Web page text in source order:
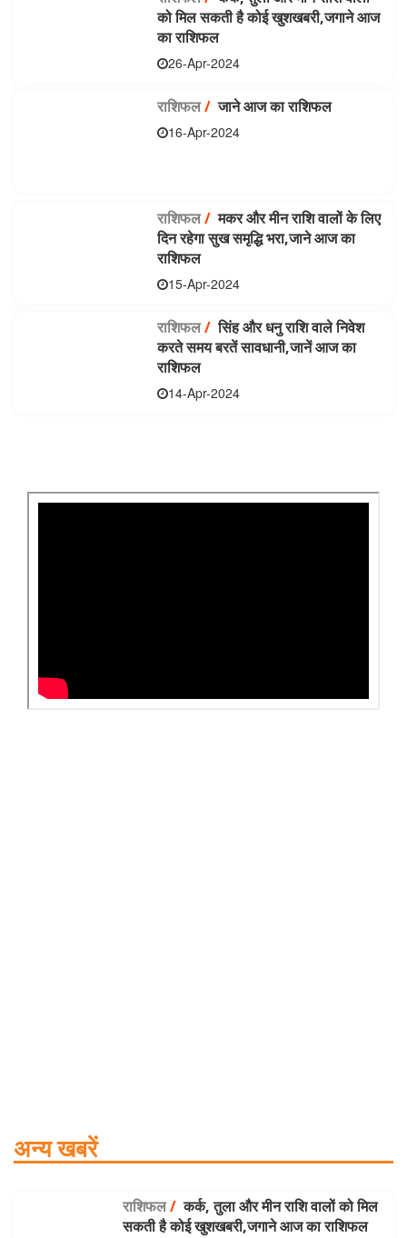
को मिल सकती है कोई खुशखबरी,जगाने आज
का राशिफल
26-Apr-2024
राशिफल/जाने आज का राशिफल
16-Apr-2024
राशिफल/मकर और मीन राशि वालों के लिए
दिन रहेगा सुख समृद्धि भरा,जाने आज का
राशिफल
15-Apr-2024
राशिफल/सिंह और धनु राशि वाले निवेश
करते समय बरतें सावधानी,जानें आज का
राशिफल
14-Apr-2024
अन्य खबरें
राशिफल/कर्क, तुला और मीन राशि वालों को मिल
सकती है कोई खुशखबरी,जगाने आज का राशिफल